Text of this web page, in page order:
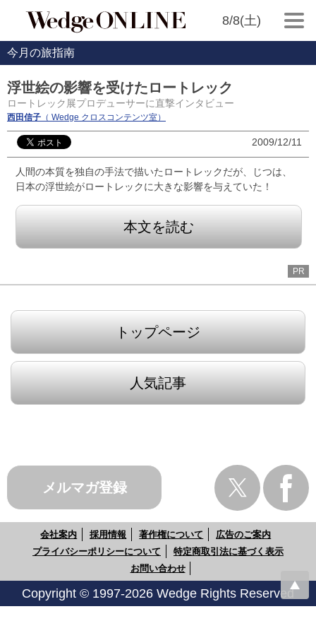
8/8(土)
今月の旅指南
浮世絵の影響を受けたロートレック
ロートレック展プロデューサーに直撃インタビュー
西田信子 （ Wedge クロスコンテンツ室）
2009/12/11
人間の本質を独自の手法で描いたロートレックだが、じつは、
日本の浮世絵がロートレックに大きな影響を与えていた！
本文を読む
PR
トップページ
人気記事
メルマガ登録
会社案内 採用情報 著作権について
広告のご案内
プライバシーポリシーについて
特定商取引法に基づく表示
お問い合わせ
Copyright © 1997-2026 Wedge Rights Reserved